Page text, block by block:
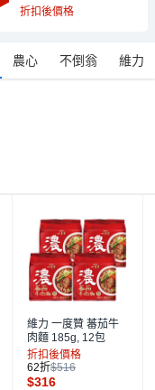
折扣後價格
農心 不倒翁 維力
維力 一度贊 蕃茄牛
肉麵 185g, 12包
折扣後價格
62折$516
$316